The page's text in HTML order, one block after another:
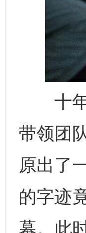
十年
带领团
原出了
的字迹
幕。此